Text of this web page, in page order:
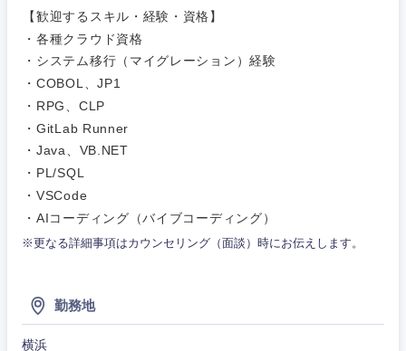
【歓迎するスキル・経験・資格】
・各種クラウド資格
・システム移行（マイグレーション）経験
・COBOL、JP1
・RPG、CLP
・GitLab Runner
・Java、VB.NET
・PL/SQL
・VSCode
・AIコーディング（バイブコーディング）
※更なる詳細事項はカウンセリング（面談）時にお伝えします。
勤務地
横浜
事務職
その他
サービス
千葉県
神奈川県